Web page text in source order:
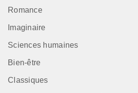
Romance
Imaginaire
Sciences humaines
Bien-être
Classiques